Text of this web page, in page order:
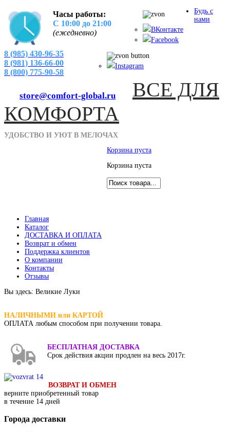
Часы работы:
С 10:00 до 21:00
(ежедневно)
8 (985) 430-96-35
8 (981) 136-66-00
8 (800) 775-90-58
store@comfort-global.ru
Будь с
нами
ВКонтакте
Facebook
Instagram
ВСЕ ДЛЯ
КОМФОРТА
УДОБСТВО И УЮТ В МЕЛОЧАХ
Корзина пуста
Корзина пуста
Главная
Каталог
ДОСТАВКА И ОПЛАТА
Возврат и обмен
Поддержка клиентов
О компании
Контакты
Отзывы
Вы здесь: Великие Луки
НАЛИЧНЫМИ или КАРТОЙ
ОПЛАТА любым способом при получении товара.
БЕСПЛАТНАЯ ДОСТАВКА
Срок действия акции продлен на весь 2017г.
ВОЗВРАТ И ОБМЕН
верните приобретенный товар
в течение 14 дней
Города доставки